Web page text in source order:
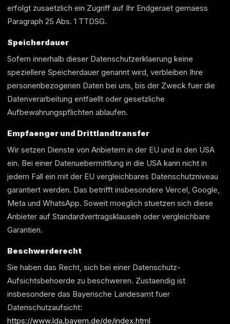
erfolgt zusaetzlich ein Zugriff auf Ihr Endgeraet gemaess
Paragraph 25 Abs. 1 TTDSG.
Speicherdauer
Sofern innerhalb dieser Datenschutzerklaerung keine
speziellere Speicherdauer genannt wird, verbleiben Ihre
personenbezogenen Daten bei uns, bis der Zweck fuer die
Datenverarbeitung entfaellt oder gesetzliche
Aufbewahrungspflichten ablaufen.
Empfaenger und Drittlandtransfer
Wir setzen Dienste von Anbietern in der EU und in den USA
ein. Bei einer Datenuebermittlung in die USA kann nicht in
jedem Fall ein mit der EU vergleichbares Datenschutzniveau
garantiert werden. Das betrifft insbesondere Vercel, Google,
Meta und WhatsApp. Soweit moeglich stuetzen sich diese
Anbieter auf Standardvertragsklauseln oder vergleichbare
Garantien.
Beschwerderecht
Sie haben das Recht, sich bei einer Datenschutz-
Aufsichtsbehoerde zu beschweren. Zustaendig ist
insbesondere das Bayerische Landesamt fuer
Datenschutzaufsicht:
https://www.lda.bayern.de/de/index.html